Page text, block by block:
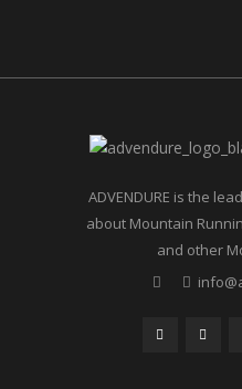
ADVENDURE is the
about Mountain
and other